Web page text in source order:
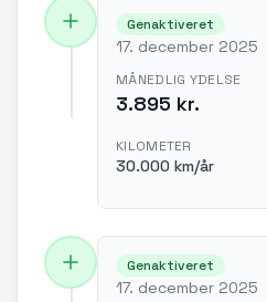
Genaktiveret
17. december 2025
MÅNEDLIG YDELSE
3.895 kr.
KILOMETER
30.000 km/år
Genaktiveret
17. december 2025